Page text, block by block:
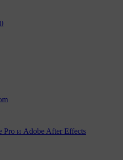
Pro и Adobe After Effects